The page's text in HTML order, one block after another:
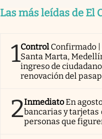
Las más leídas de El
1Control Confirmado
Santa Marta,
ingreso de
renovación del
2InmediatoEn
bancarias y tarjetas
personas que